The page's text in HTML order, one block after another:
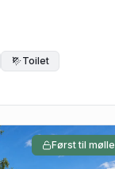
Toilet
Først til mølle